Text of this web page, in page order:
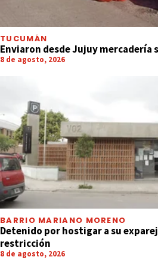
TUCUMÁN
Enviaron desde Jujuy mercadería
8 de agosto, 2026
BARRIO MARIANO MORENO
Detenido por hostigar a su
restricción
8 de agosto, 2026